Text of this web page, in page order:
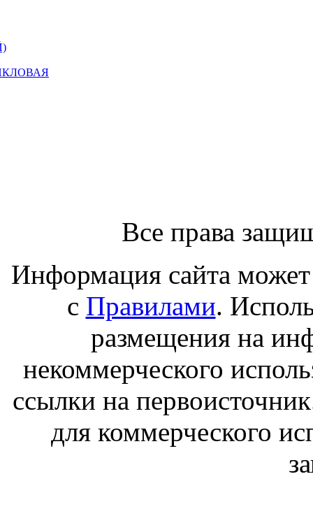
Все права
Информация сайта может
с Правилами.
размещения на
некоммерческого
ссылки на
для коммерческого